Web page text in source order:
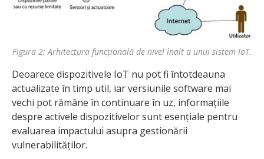
Figura 2: Arhitectura funcțională de nivel înalt a unui sistem IoT.
Deoarece dispozitivele IoT nu pot fi întotdeauna
actualizate în timp util, iar versiunile software mai
vechi pot rămâne în continuare în uz, informațiile
despre activele dispozitivelor sunt esențiale pentru
evaluarea impactului asupra gestionării
vulnerabilităților.